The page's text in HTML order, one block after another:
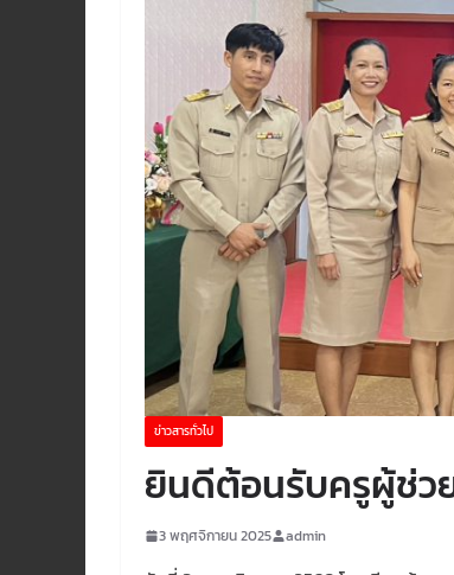
ข่าวสารทั่วไป
ยินดีต้อนรับครูผู้ช่ว
3 พฤศจิกายน 2025 admin